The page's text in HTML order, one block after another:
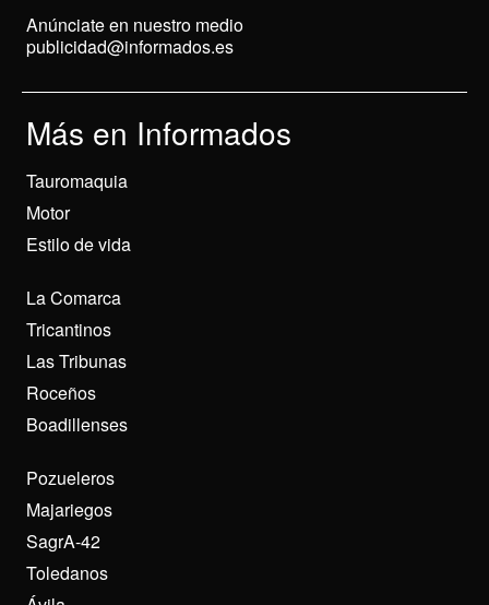
Anúnciate en nuestro medio
publicidad@informados.es
Más en Informados
Tauromaquia
Motor
Estilo de vida
La Comarca
Tricantinos
Las Tribunas
Roceños
Boadillenses
Pozueleros
Majariegos
SagrA-42
Toledanos